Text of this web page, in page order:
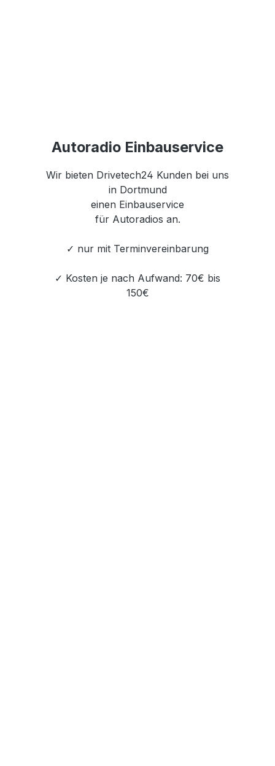
Autoradio Einbauservice
Wir bieten Drivetech24 Kunden bei uns
in Dortmund
einen Einbauservice
für Autoradios an.
✓ nur mit Terminvereinbarung
✓ Kosten je nach Aufwand: 70€ bis
150€